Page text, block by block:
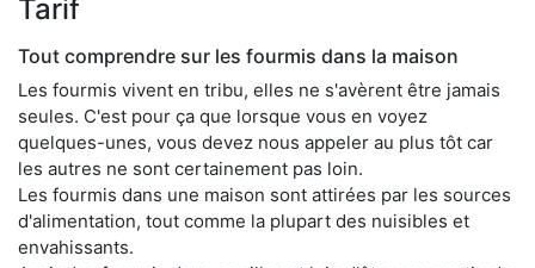
Tarif
Tout comprendre sur les fourmis dans la maison
Les fourmis vivent en tribu, elles ne s'avèrent être jamais
seules. C'est pour ça que lorsque vous en voyez
quelques-unes, vous devez nous appeler au plus tôt car
les autres ne sont certainement pas loin.
Les fourmis dans une maison sont attirées par les sources
d'alimentation, tout comme la plupart des nuisibles et
envahissants.